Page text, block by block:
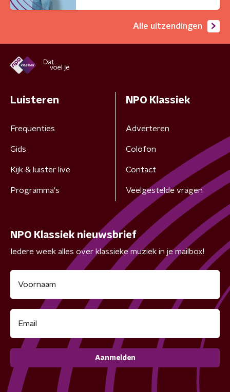
Alle uitzendingen
Luisteren
Frequenties
Gids
Kijk & luister live
Programma's
NPO Klassiek
Adverteren
Colofon
Contact
Veelgestelde vragen
NPO Klassiek nieuwsbrief
Iedere week alles over klassieke muziek in je mailbox!
Aanmelden